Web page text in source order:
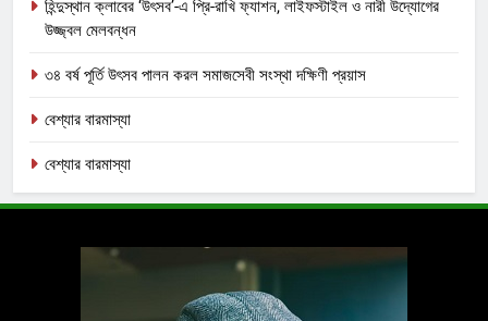
হিন্দুস্থান ক্লাবের ‘উৎসব’-এ প্রি-রাখি ফ্যাশন, লাইফস্টাইল ও নারী উদ্যোগের
উজ্জ্বল মেলবন্ধন
৩৪ বর্ষ পূর্তি উৎসব পালন করল সমাজসেবী সংস্থা দক্ষিণী প্রয়াস
বেশ্যার বারমাস্যা
বেশ্যার বারমাস্যা